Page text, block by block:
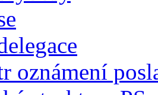
oznámení